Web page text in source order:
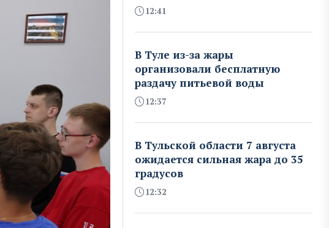
12:41
В Туле из-за жары
организовали бесплатную
раздачу питьевой воды
12:37
В Тульской области 7 августа
ожидается сильная жара до 35
градусов
12:32